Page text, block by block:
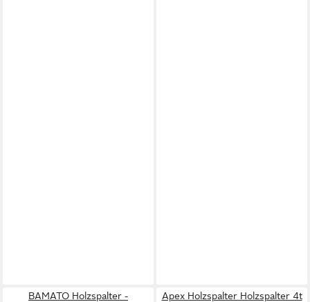
BAMATO Holzspalter -
Apex Holzspalter Holzspalter 4t